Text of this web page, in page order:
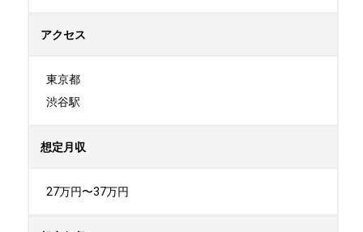
アクセス
東京都
渋谷駅
想定月収
27万円〜37万円